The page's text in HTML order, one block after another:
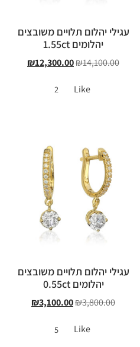
עגילי יהלום תלויים משובצים
יהלומים 1.55ct
₪14,100.00
₪12,300.00
Like
2
עגילי יהלום תלויים משובצים
יהלומים 0.55ct
₪3,800.00
₪3,100.00
Like
5